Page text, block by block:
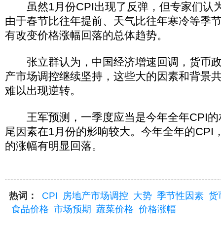
虽然1月份CPI出现了反弹，但专家们认
由于春节比往年提前、天气比往年寒冷等季
有改变价格涨幅回落的总体趋势。
张立群认为，中国经济增速回调，货币
产市场调控继续坚持，这些大的因素和背景
难以出现逆转。
王军预测，一季度应当是今年全年CPI的
尾因素在1月份的影响较大。今年全年的CPI
的涨幅有明显回落。
热词： CPI 房地产市场调控 大势 季节性因素 货
食品价格 市场预期 蔬菜价格 价格涨幅